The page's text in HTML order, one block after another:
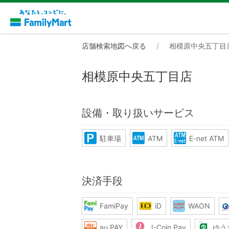
店舗検索地図へ戻る 相模原中央五丁目
相模原中央五丁目店
設備・取り扱いサービス
駐車場 ATM E-net ATM
決済手段
FamiPay iD WAON